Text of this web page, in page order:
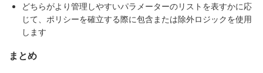
どちらがより管理しやすいパラメーターのリストを表すかに応
じて、ポリシーを確立する際に包含または除外ロジックを使用
します
まとめ